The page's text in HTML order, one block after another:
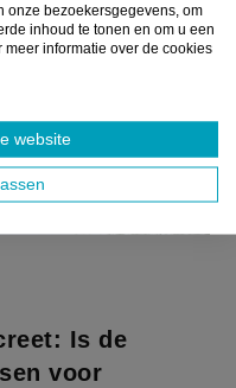
onze bezoekersgegevens, om
inhoud te tonen en om u een
informatie over de cookies
website
Is de
voor